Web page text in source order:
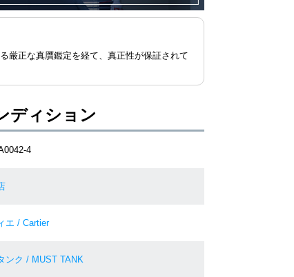
厳正な真贋鑑定を経て、真正性が保証されて
ディション
4
エ / Cartier
ンク / MUST TANK